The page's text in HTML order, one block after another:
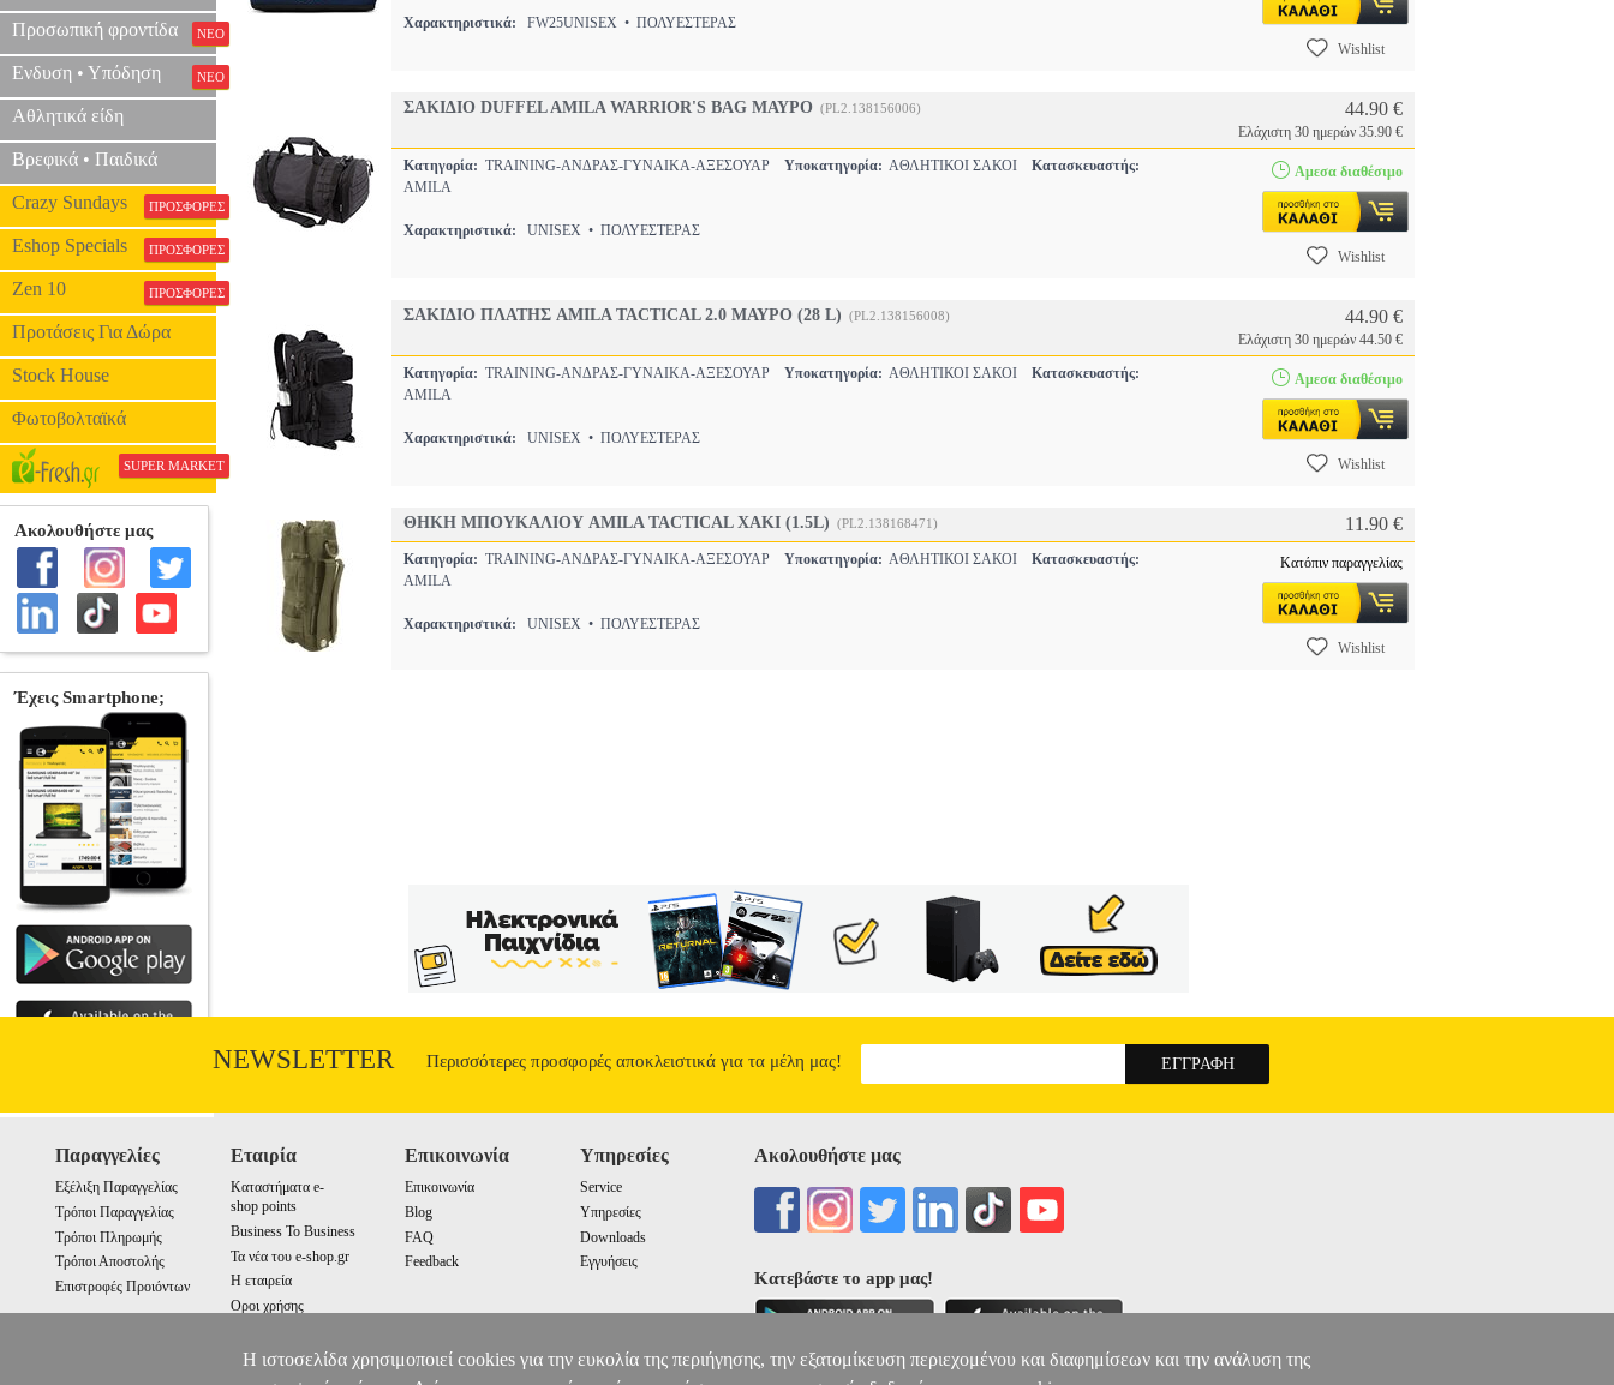
Προσωπική φροντίδα ΝΕΟ
Ενδυση • Υπόδηση ΝΕΟ
Αθλητικά είδη
Βρεφικά • Παιδικά
Crazy Sundays ΠΡΟΣΦΟΡΕΣ
Eshop Specials ΠΡΟΣΦΟΡΕΣ
Zen 10 ΠΡΟΣΦΟΡΕΣ
Προτάσεις Για Δώρα
Stock House
Φωτοβολταϊκά
SUPER MARKET
Χαρακτηριστικά: FW25UNISEX • ΠΟΛΥΕΣΤΕΡΑΣ
Wishlist
ΣΑΚΙΔΙΟ DUFFEL AMILA WARRIOR'S BAG ΜΑΥΡΟ (PL2.138156006) 44.90 €
Ελάχιστη 30 ημερών 35.90 €
Κατηγορία: TRAINING-ΑΝΔΡΑΣ-ΓΥΝΑΙΚΑ-ΑΞΕΣΟΥΑΡ Υποκατηγορία: ΑΘΛΗΤΙΚΟΙ ΣΑΚΟΙ Κατασκευαστής:
AMILA
Χαρακτηριστικά: UNISEX • ΠΟΛΥΕΣΤΕΡΑΣ
Αμεσα διαθέσιμο
Wishlist
ΣΑΚΙΔΙΟ ΠΛΑΤΗΣ AMILA TACTICAL 2.0 ΜΑΥΡΟ (28 L) (PL2.138156008) 44.90 €
Ελάχιστη 30 ημερών 44.50 €
Κατηγορία: TRAINING-ΑΝΔΡΑΣ-ΓΥΝΑΙΚΑ-ΑΞΕΣΟΥΑΡ Υποκατηγορία: ΑΘΛΗΤΙΚΟΙ ΣΑΚΟΙ Κατασκευαστής:
AMILA
Χαρακτηριστικά: UNISEX • ΠΟΛΥΕΣΤΕΡΑΣ
Αμεσα διαθέσιμο
Wishlist
ΘΗΚΗ ΜΠΟΥΚΑΛΙΟΥ AMILA TACTICAL ΧΑΚΙ (1.5L) (PL2.138168471) 11.90 €
Κατηγορία: TRAINING-ΑΝΔΡΑΣ-ΓΥΝΑΙΚΑ-ΑΞΕΣΟΥΑΡ Υποκατηγορία: ΑΘΛΗΤΙΚΟΙ ΣΑΚΟΙ Κατασκευαστής:
AMILA
Χαρακτηριστικά: UNISEX • ΠΟΛΥΕΣΤΕΡΑΣ
Κατόπιν παραγγελίας
Wishlist
NEWSLETTER Περισσότερες προσφορές αποκλειστικά για τα μέλη μας!
Παραγγελίες
Εξέλιξη Παραγγελίας
Τρόποι Παραγγελίας
Τρόποι Πληρωμής
Τρόποι Αποστολής
Επιστροφές Προιόντων
Εταιρία
Καταστήματα e-
shop points
Business To Business
Τα νέα του e-shop.gr
Η εταιρεία
Οροι χρήσης
Επικοινωνία
Επικοινωνία
Blog
FAQ
Feedback
Υπηρεσίες
Service
Υπηρεσίες
Downloads
Εγγυήσεις
Ακολουθήστε μας
Κατεβάστε το app μας!
Η ιστοσελίδα χρησιμοποιεί cookies για την ευκολία της περιήγησης, την εξατομίκευση περιεχομένου και διαφημίσεων και την ανάλυση της